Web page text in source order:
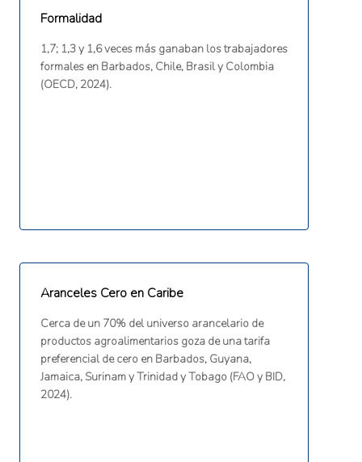
Formalidad
1,7; 1,3 y 1,6 veces más ganaban los trabajadores
formales en Barbados, Chile, Brasil y Colombia
(OECD, 2024).
Aranceles Cero en Caribe
Cerca de un 70% del universo arancelario de
productos agroalimentarios goza de una tarifa
preferencial de cero en Barbados, Guyana,
Jamaica, Surinam y Trinidad y Tobago (FAO y BID,
2024).